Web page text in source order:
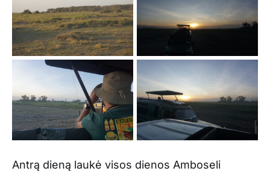
Antrą dieną laukė visos dienos Amboseli